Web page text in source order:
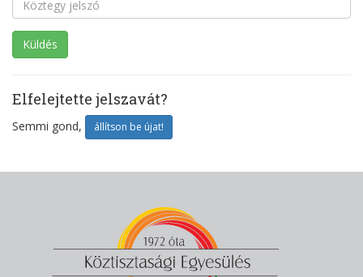
Elfelejtette jelszavát?
Semmi gond, állítson be újat!